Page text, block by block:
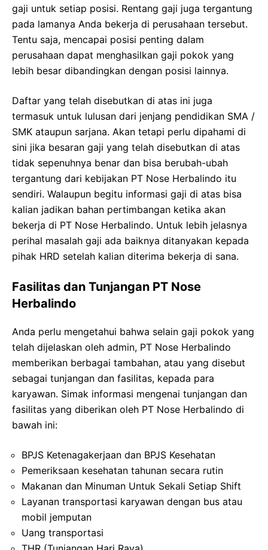
gaji untuk setiap posisi. Rentang gaji juga tergantung
pada lamanya Anda bekerja di perusahaan tersebut.
Tentu saja, mencapai posisi penting dalam
perusahaan dapat menghasilkan gaji pokok yang
lebih besar dibandingkan dengan posisi lainnya.
Daftar yang telah disebutkan di atas ini juga
termasuk untuk lulusan dari jenjang pendidikan SMA /
SMK ataupun sarjana. Akan tetapi perlu dipahami di
sini jika besaran gaji yang telah disebutkan di atas
tidak sepenuhnya benar dan bisa berubah-ubah
tergantung dari kebijakan PT Nose Herbalindo itu
sendiri. Walaupun begitu informasi gaji di atas bisa
kalian jadikan bahan pertimbangan ketika akan
bekerja di PT Nose Herbalindo. Untuk lebih jelasnya
perihal masalah gaji ada baiknya ditanyakan kepada
pihak HRD setelah kalian diterima bekerja di sana.
Fasilitas dan Tunjangan PT Nose
Herbalindo
Anda perlu mengetahui bahwa selain gaji pokok yang
telah dijelaskan oleh admin, PT Nose Herbalindo
memberikan berbagai tambahan, atau yang disebut
sebagai tunjangan dan fasilitas, kepada para
karyawan. Simak informasi mengenai tunjangan dan
fasilitas yang diberikan oleh PT Nose Herbalindo di
bawah ini:
BPJS Ketenagakerjaan dan BPJS Kesehatan
Pemeriksaan kesehatan tahunan secara rutin
Makanan dan Minuman Untuk Sekali Setiap Shift
Layanan transportasi karyawan dengan bus atau
mobil jemputan
Uang transportasi